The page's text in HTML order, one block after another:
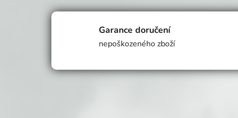
Garance doručení
nepoškozeného zboží